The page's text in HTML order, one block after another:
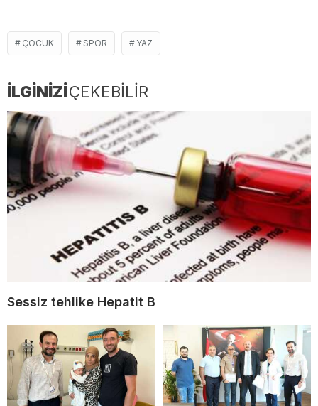
ÇOCUK SPOR YAZ
İLGİNİZİÇEKEBİLİR
Sessiz tehlike Hepatit B